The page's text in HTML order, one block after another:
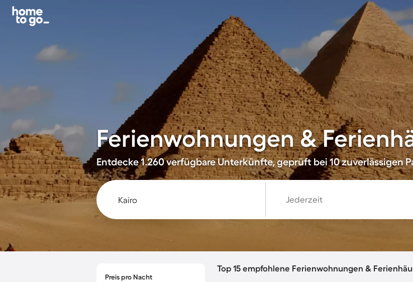
Ferienwohnungen &
Entdecke 1.260 verfügbare Unterkünfte, geprüft bei 10 zuverlässigen
Jederzeit
Preis pro Nacht
Top 15 empfohlene Ferienwohnungen &